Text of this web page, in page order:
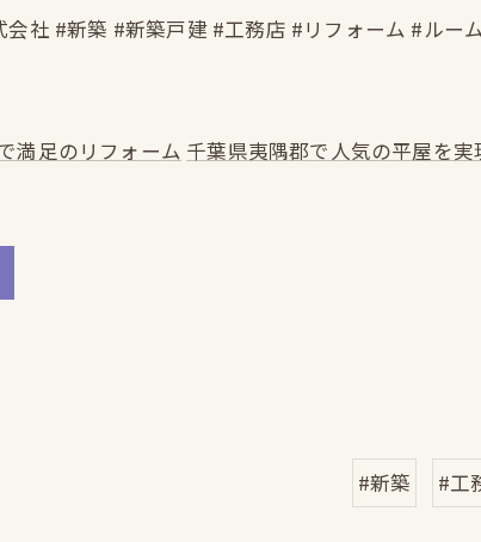
会社 #新築 #新築戸建 #工務店 #リフォーム #ルー
満足のリフォーム 千葉県夷隅郡で人気の平屋を実
#新築 #工